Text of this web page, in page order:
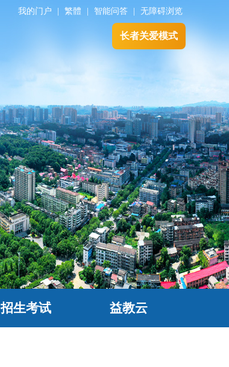
我的门户 繁體 智能问答 无障碍浏览
长者关爱模式
招生考试 益教云